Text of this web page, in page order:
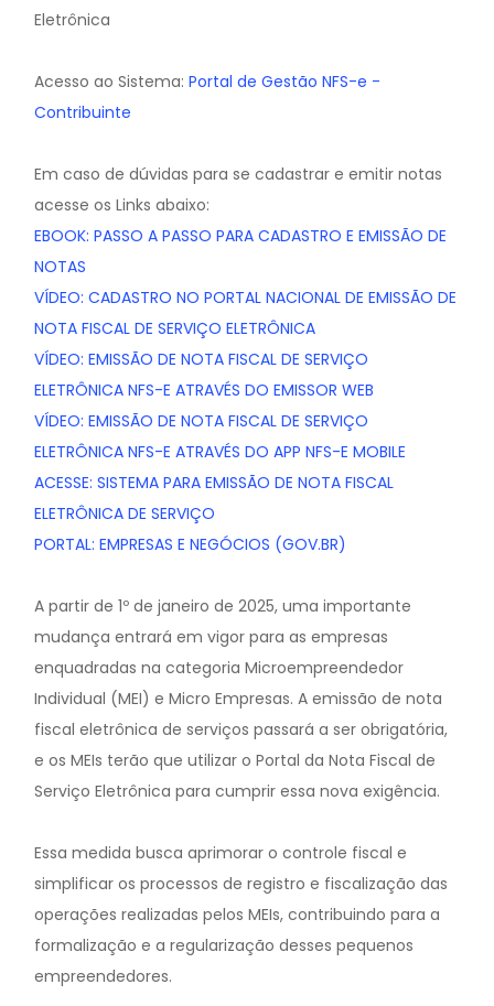
Eletrônica
Acesso ao Sistema: Portal de Gestão NFS-e -
Contribuinte
Em caso de dúvidas para se cadastrar e emitir notas
acesse os Links abaixo:
EBOOK: PASSO A PASSO PARA CADASTRO E EMISSÃO DE
NOTAS
VÍDEO: CADASTRO NO PORTAL NACIONAL DE EMISSÃO DE
NOTA FISCAL DE SERVIÇO ELETRÔNICA
VÍDEO: EMISSÃO DE NOTA FISCAL DE SERVIÇO
ELETRÔNICA NFS-E ATRAVÉS DO EMISSOR WEB
VÍDEO: EMISSÃO DE NOTA FISCAL DE SERVIÇO
ELETRÔNICA NFS-E ATRAVÉS DO APP NFS-E MOBILE
ACESSE: SISTEMA PARA EMISSÃO DE NOTA FISCAL
ELETRÔNICA DE SERVIÇO
PORTAL: EMPRESAS E NEGÓCIOS (GOV.BR)
A partir de 1º de janeiro de 2025, uma importante
mudança entrará em vigor para as empresas
enquadradas na categoria Microempreendedor
Individual (MEI) e Micro Empresas. A emissão de nota
fiscal eletrônica de serviços passará a ser obrigatória,
e os MEIs terão que utilizar o Portal da Nota Fiscal de
Serviço Eletrônica para cumprir essa nova exigência.
Essa medida busca aprimorar o controle fiscal e
simplificar os processos de registro e fiscalização das
operações realizadas pelos MEIs, contribuindo para a
formalização e a regularização desses pequenos
empreendedores.